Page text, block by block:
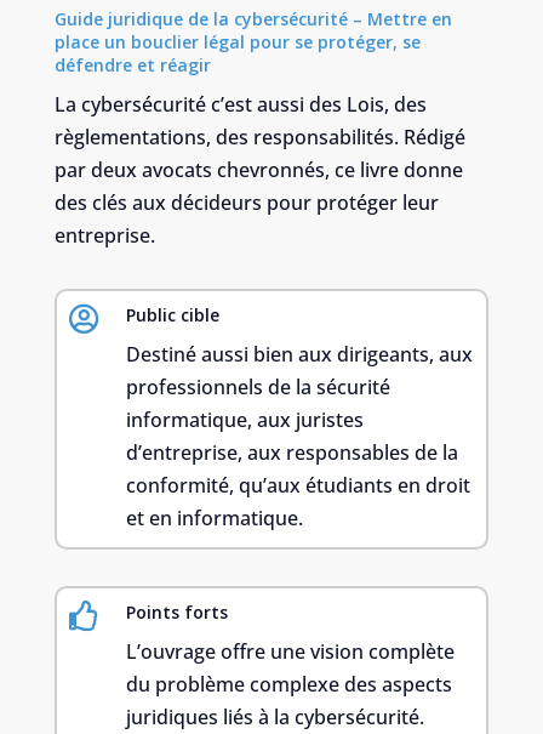
Guide juridique de la cybersécurité – Mettre en
place un bouclier légal pour se protéger, se
défendre et réagir
La cybersécurité c’est aussi des Lois, des
règlementations, des responsabilités. Rédigé
par deux avocats chevronnés, ce livre donne
des clés aux décideurs pour protéger leur
entreprise.
 Public cible
Destiné aussi bien aux dirigeants, aux
professionnels de la sécurité
informatique, aux juristes
d’entreprise, aux responsables de la
conformité, qu’aux étudiants en droit
et en informatique.
 Points forts
L’ouvrage offre une vision complète
du problème complexe des aspects
juridiques liés à la cybersécurité.